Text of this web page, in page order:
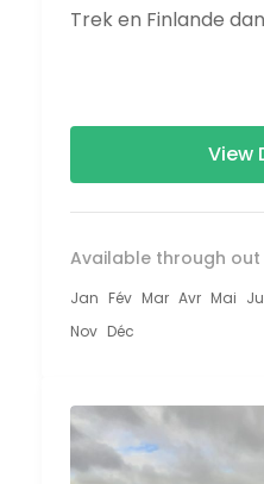
Trek en Finlande
View
Available through out
Jan Fév Mar Avr Mai
Nov Déc